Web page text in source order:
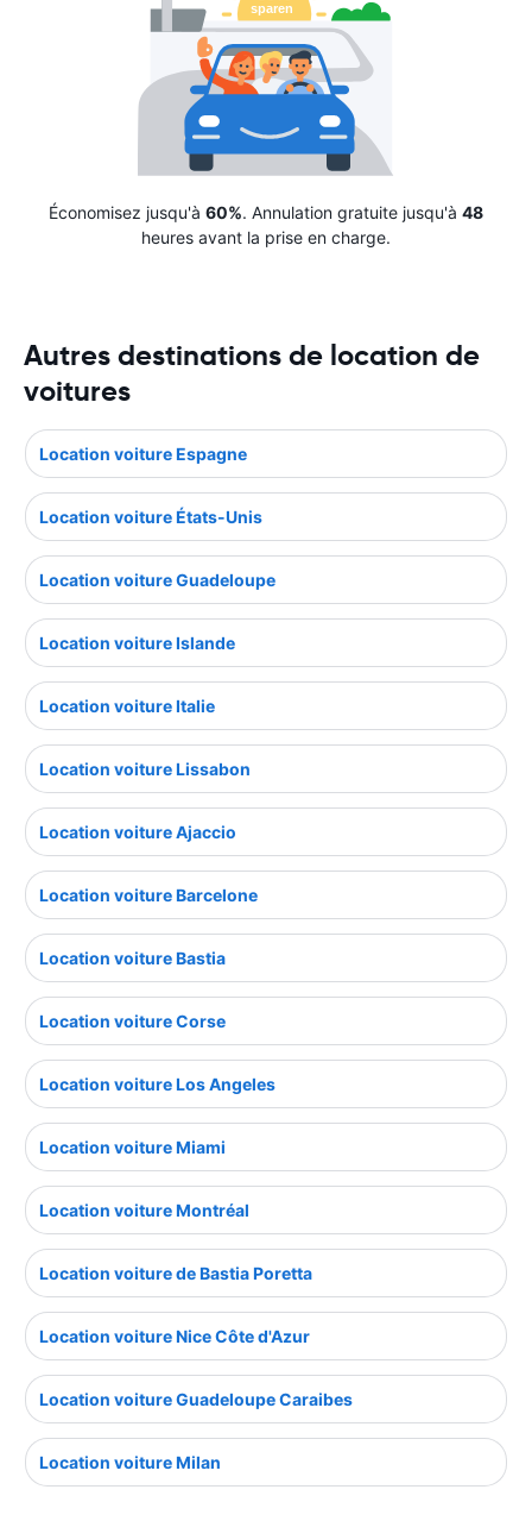
Économisez jusqu'à 60%. Annulation gratuite jusqu'à 48
heures avant la prise en charge.
Autres destinations de location de
voitures
Location voiture Espagne
Location voiture États-Unis
Location voiture Guadeloupe
Location voiture Islande
Location voiture Italie
Location voiture Lissabon
Location voiture Ajaccio
Location voiture Barcelone
Location voiture Bastia
Location voiture Corse
Location voiture Los Angeles
Location voiture Miami
Location voiture Montréal
Location voiture de Bastia Poretta
Location voiture Nice Côte d'Azur
Location voiture Guadeloupe Caraibes
Location voiture Milan